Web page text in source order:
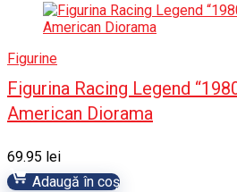
Figurine
Figurina Racing Legend
American Diorama
69.95 lei
Adaugă în coș